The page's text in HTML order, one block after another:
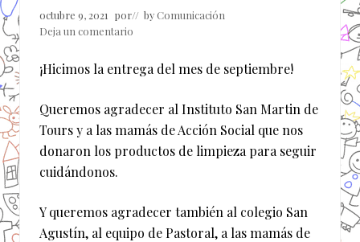
octubre 9, 2021 por// byComunicación
Deja un comentario
¡Hicimos la entrega del mes de septiembre!
Queremos agradecer al Instituto San Martin de
Tours y a las mamás de Acción Social que nos
donaron los productos de limpieza para seguir
cuidándonos.
Y queremos agradecer también al colegio San
Agustín, al equipo de Pastoral, a las mamás de